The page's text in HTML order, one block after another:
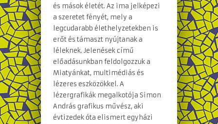
és mások életét. Az ima jelképezi
a szeretet fényét, mely a
legcudarabb élethelyzetekben is
erőt és támaszt nyújtanak a
léleknek. Jelenések című
előadásunkban feldolgozzuk a
Miatyánkat, multimédiás és
lézeres eszközökkel. A
lézergrafikák megalkotója Simon
András grafikus művész, aki
évtizedek óta elismert egyházi